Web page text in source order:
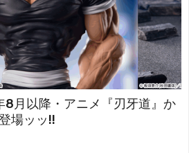
月以降・アニメ『刃牙道』か
場ッッ!!